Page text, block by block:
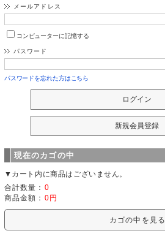
メールアドレス
コンピューターに記憶する
パスワード
パスワードを忘れた方はこちら
現在のカゴの中
▼カート内に商品はございません。
合計数量： 0
商品金額： 0円
カゴの中を見る